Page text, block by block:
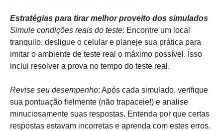
Estratégias para tirar melhor proveito dos simulados
Simule condições reais do teste: Encontre um local
tranquilo, desligue o celular e planeje sua prática para
imitar o ambiente de teste real o máximo possível. Isso
inclui resolver a prova no tempo do teste real.
Revise seu desempenho: Após cada simulado, verifique
sua pontuação fielmente (não trapaceie!) e analise
minuciosamente suas respostas. Entenda por que certas
respostas estavam incorretas e aprenda com estes erros.